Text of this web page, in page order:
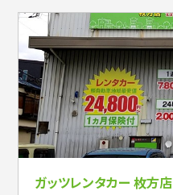
ガッツレンタカー 枚方店